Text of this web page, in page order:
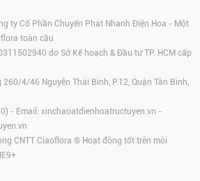
ty Cổ Phần Chuyển Phát Nhanh Điện Hoa - Một
toàn cầu
do Sở Kế hoạch & Đầu tư TP. HCM cấp
4/46 Nguyễn Thái Bình, P.12, Quận Tân Bình,
- Email: xinchaoatdienhoatructuyen.vn -
CNTT Ciaoflora ® Hoạt động tốt trên môi